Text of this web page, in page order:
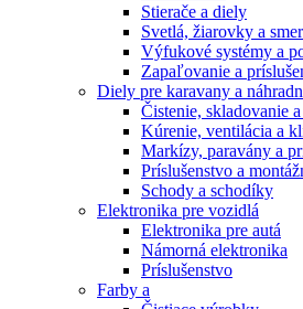
Stierače a diely
Svetlá, žiarovky a
Výfukové systémy a
Zapaľovanie a
Diely pre karavany a
Čistenie, skladovanie
Kúrenie, ventilácia a
Markízy, paravány a
Príslušenstvo a
Schody a schodíky
Elektronika pre vozidlá
Elektronika pre autá
Námorná elektronika
Príslušenstvo
Farby a